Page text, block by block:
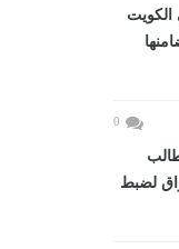
الكويت
0
لضبط